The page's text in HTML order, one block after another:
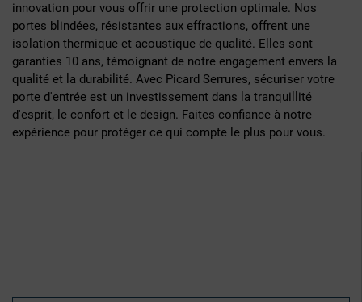
innovation pour vous offrir une protection optimale. Nos
portes blindées, résistantes aux effractions, offrent une
isolation thermique et acoustique de qualité. Elles sont
garanties 10 ans, témoignant de notre engagement envers la
qualité et la durabilité. Avec Picard Serrures, sécuriser votre
porte d'entrée est un investissement dans la tranquillité
d'esprit, le confort et le design. Faites confiance à notre
expérience pour protéger ce qui compte le plus pour vous.